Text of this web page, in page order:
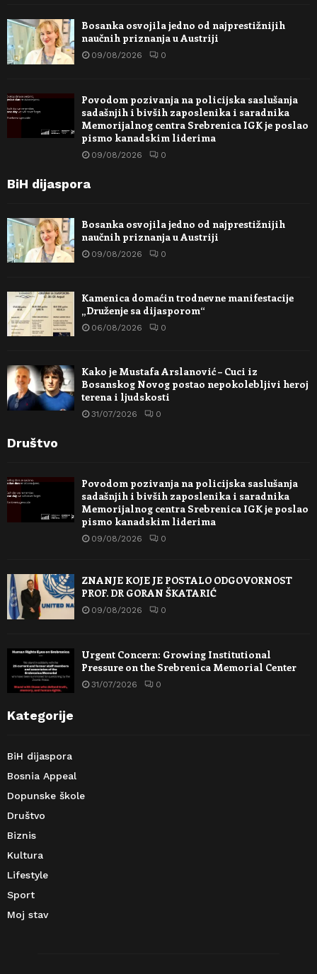
Bosanka osvojila jedno od najprestižnijih
naučnih priznanja u Austriji
09/08/2026 0
Povodom pozivanja na policijska saslušanja
sadašnjih i bivših zaposlenika i saradnika
Memorijalnog centra Srebrenica IGK je poslao
pismo kanadskim liderima
09/08/2026 0
BiH dijaspora
Bosanka osvojila jedno od najprestižnijih
naučnih priznanja u Austriji
09/08/2026 0
Kamenica domaćin trodnevne manifestacije
„Druženje sa dijasporom“
06/08/2026 0
Kako je Mustafa Arslanović – Cuci iz
Bosanskog Novog postao nepokolebljivi heroj
terena i ljudskosti
31/07/2026 0
Društvo
Povodom pozivanja na policijska saslušanja
sadašnjih i bivših zaposlenika i saradnika
Memorijalnog centra Srebrenica IGK je poslao
pismo kanadskim liderima
09/08/2026 0
ZNANJE KOJE JE POSTALO ODGOVORNOST
PROF. DR GORAN ŠKATARIĆ
09/08/2026 0
Urgent Concern: Growing Institutional
Pressure on the Srebrenica Memorial Center
31/07/2026 0
Kategorije
BiH dijaspora
Bosnia Appeal
Dopunske škole
Društvo
Biznis
Kultura
Lifestyle
Sport
Moj stav